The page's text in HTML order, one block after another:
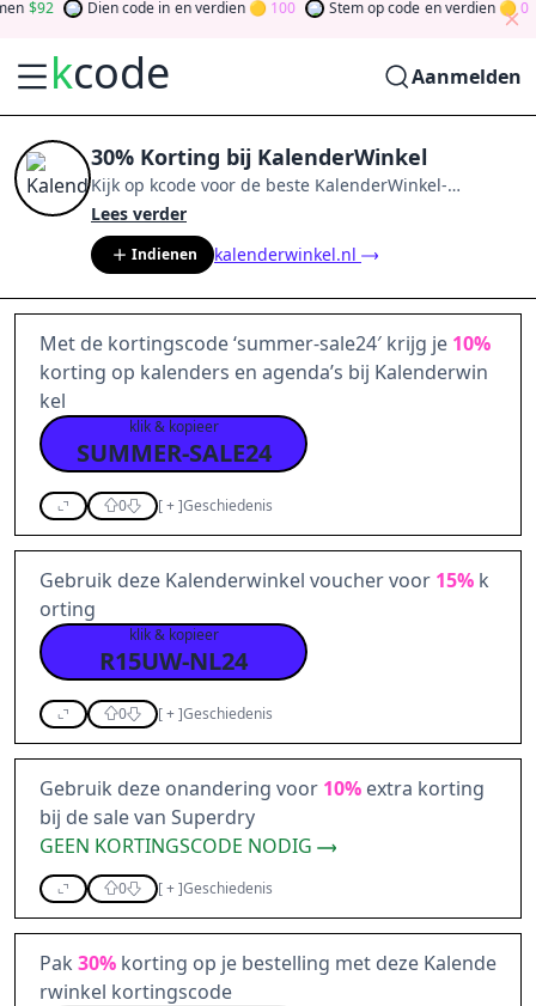
92 Dien code in en verdien 100 Stem op code en verdien 0
kcode Aanmelden
30% Korting bij KalenderWinkel
Kijk op kcode voor de beste KalenderWinkel-
aanbiedingen van
community en verdien tokens door bij te dragen via
stemmen, testen, delen en meer. Drehen Sie den
Glücksklee und gewinnen Sie Geld
Lees verder
Indienen kalenderwinkel.nl
Met de kortingscode ‘summer-sale24′ krijg je 10%
korting op kalenders en agenda’s bij Kalenderwin
kel
klik & kopieer
SUMMER-SALE24
0 [+]Geschiedenis
Gebruik deze Kalenderwinkel voucher voor 15% k
orting
klik & kopieer
R15UW-NL24
0 [+]Geschiedenis
Gebruik deze onandering voor 10% extra korting
bij de sale van Superdry
GEEN KORTINGSCODE NODIG
0 [+]Geschiedenis
Pak 30% korting op je bestelling met deze Kalende
rwinkel kortingscode